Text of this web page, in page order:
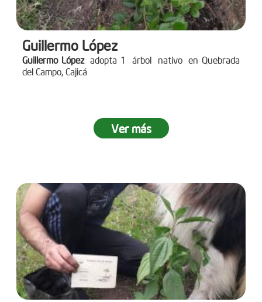
Guillermo López
Guillermo Lópezadopta 1 árbol nativo en Quebrada
del Campo, Cajicá
Ver más